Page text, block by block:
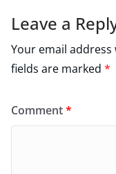
Leave a
Your email
fields are marked *
Comment*